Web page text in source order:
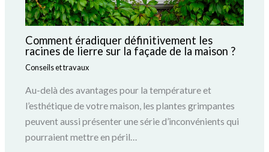
Comment éradiquer définitivement les
racines de lierre sur la façade de la maison ?
Conseils et travaux
Au-delà des avantages pour la température et
l’esthétique de votre maison, les plantes grimpantes
peuvent aussi présenter une série d’inconvénients qui
pourraient mettre en péril…